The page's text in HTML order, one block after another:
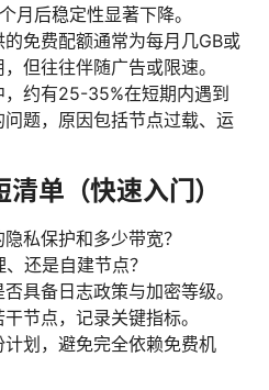
月后稳定性显著下降。
免费配额通常为每月几GB或
但往往伴随广告或限速。
约有25-35%在短期内遇到
题，原因包括节点过载、运
单（快速入门）
私保护和多少带宽？
还是自建节点？
具备日志政策与加密等级。
节点，记录关键指标。
划，避免完全依赖免费机